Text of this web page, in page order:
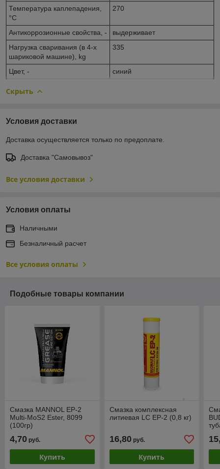
Температура каплепадения,
°С
270
Антикоррозионные свойства, -
выдерживает
Нагрузка сваривания (в 4-х
шариковой машине), kg
335
Цвет, - синий
Скрыть
Условия доставки
Доставка осуществляется только по предоплате.
Доставка "Самовывоз"
Все условия доставки
Условия оплаты
Наличными
Безналичный расчет
Все условия оплаты
Подобные товары компании
Смазка MANNOL EP-2
Multi-MoS2 Ester, 8099
(100гр)
4,70 руб.
Купить
Смазка комплексная
литиевая LC EP-2 (0,8 кг)
16,80руб.
Купить